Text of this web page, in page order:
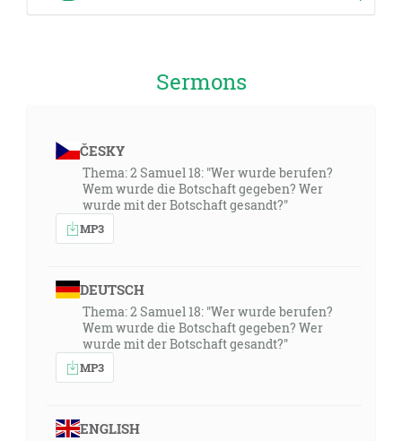
Sermons
ČESKY
Thema: 2 Samuel 18: "Wer wurde berufen?
Wem wurde die Botschaft gegeben? Wer
wurde mit der Botschaft gesandt?"
MP3
DEUTSCH
Thema: 2 Samuel 18: "Wer wurde berufen?
Wem wurde die Botschaft gegeben? Wer
wurde mit der Botschaft gesandt?"
MP3
ENGLISH